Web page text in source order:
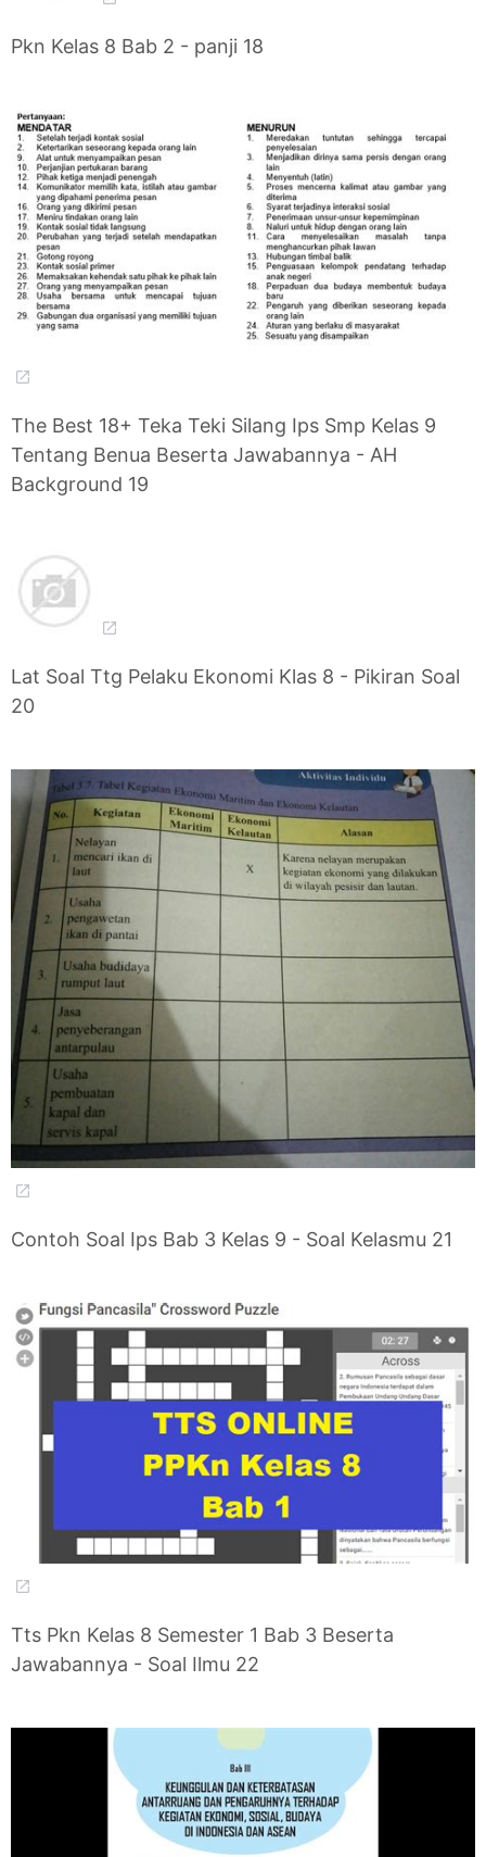
Pkn Kelas 8 Bab 2 - panji 18
The Best 18+ Teka Teki Silang Ips Smp Kelas 9
Tentang Benua Beserta Jawabannya - AH
Background 19
Lat Soal Ttg Pelaku Ekonomi Klas 8 - Pikiran Soal
20
Contoh Soal Ips Bab 3 Kelas 9 - Soal Kelasmu 21
Tts Pkn Kelas 8 Semester 1 Bab 3 Beserta
Jawabannya - Soal Ilmu 22